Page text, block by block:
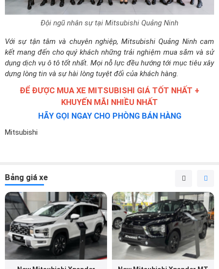
Đội ngũ nhân sự tại Mitsubishi Quảng Ninh
Với sự tận tâm và chuyên nghiệp, Mitsubishi Quảng Ninh cam
kết mang đến cho quý khách những trải nghiệm mua sắm và sử
dụng dịch vụ ô tô tốt nhất. Mọi nỗ lực đều hướng tới mục tiêu xây
dựng lòng tin và sự hài lòng tuyệt đối của khách hàng.
ĐỂ ĐƯỢC MUA XE MITSUBISHI GIÁ TỐT NHẤT +
KHUYẾN MÃI NHIỀU NHẤT
HÃY GỌI NGAY CHO PHÒNG BÁN HÀNG
Mitsubishi
Bảng giá xe